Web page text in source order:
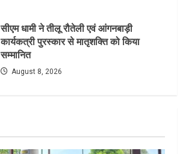
सीएम धामी ने तीलू रौतेली एवं आंगनबाड़ी
कार्यकत्री पुरस्कार से मातृशक्ति को किया
सम्मानित
August 8, 2026